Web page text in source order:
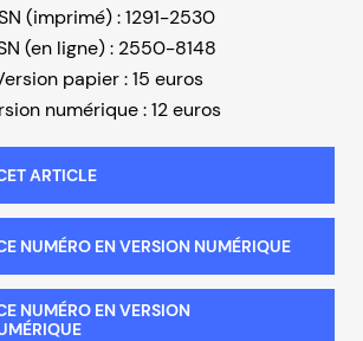
(imprimé) : 1291-2530
(en ligne) : 2550-8148
papier : 15 euros
numérique : 12 euros
ARTICLE
NUMÉRO EN VERSION NUMÉRIQUE
NUMÉRO EN VERSION